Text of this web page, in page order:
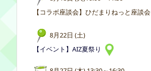
【コラボ座談会】ひだまりねっと座談会
8月22日 (土)
【イベント】AIZ夏祭り